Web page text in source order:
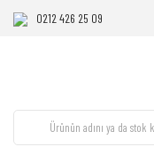
0212 426 25 09